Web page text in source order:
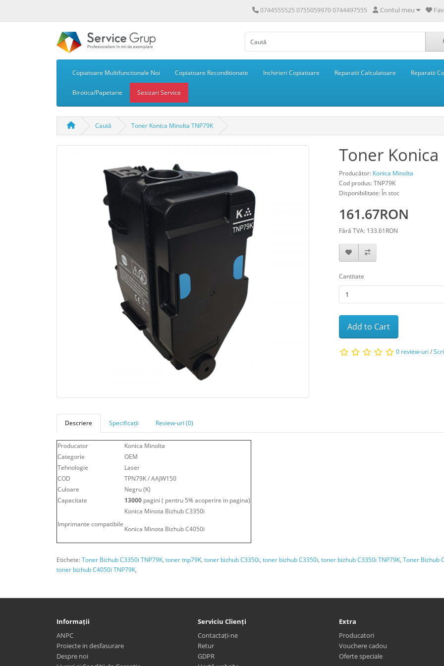
0744555525 0755059970 0744497555 Contul meu
Copiatoare Multifunctionale Noi Copiatoare Reconditionate Inchirieri Copiatoare Reparatii Calculatoare Reparatii
Birotica/Papetarie Sesizari Service
Caută Toner Konica Minolta TNP79K
Toner
Producător: Konica Minolta
Cod produs: TNP79K
Disponibilitate: În stoc
161.67RON
Fără TVA: 133.61RON
Cantitate
Add to Cart
0 review-uri /
Descriere Specificații Review-uri (0)
Producator
Konica Minolta
Categorie
OEM
Tehnologie
Laser
COD
TPN79K / AAJW150
Culoare
Negru (K)
Capacitate
13000 pagini ( pentru 5% acoperire in pagina)
Imprimante compatibile
Konica Minota Bizhub C3350i
Konica Minota Bizhub C4050i
Etichete:Toner Bizhub C3350i TNP79K, toner tnp79K, toner bizhub C3350i, toner bizhub C3350i, toner bizhub C3350i TNP79K, Toner Bizhub
toner bizhub C4050i TNP79K,
Informații
ANPC
Proiecte in desfasurare
Despre noi
Serviciu Clienți
Contactați-ne
Retur
GDPR
Extra
Producatori
Vouchere cadou
Oferte speciale